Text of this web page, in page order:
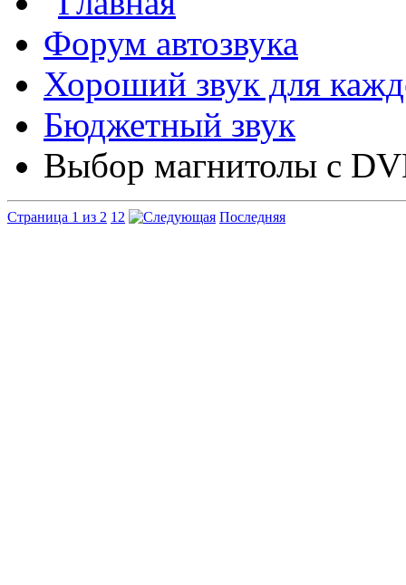
Форум автозвука
Хороший звук для
Бюджетный звук
Выбор магнитолы с
Страница 1 из 2 1 2 Последняя